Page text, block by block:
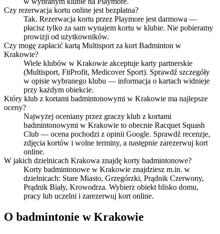
Czy rezerwacja kortu online jest bezpłatna?
Tak. Rezerwacja kortu przez Playmore jest darmowa —
płacisz tylko za sam wynajem kortu w klubie. Nie pobieramy
prowizji od użytkowników.
Czy mogę zapłacić kartą Multisport za kort Badminton w
Krakowie?
Wiele klubów w Krakowie akceptuje karty partnerskie
(Multisport, FitProfit, Medicover Sport). Sprawdź szczegóły
w opisie wybranego klubu — informacja o kartach widnieje
przy każdym obiekcie.
Który klub z kortami badmintonowymi w Krakowie ma najlepsze
oceny?
Najwyżej oceniany przez graczy klub z kortami
badmintonowymi w Krakowie to obecnie Racquet Squash
Club — ocena pochodzi z opinii Google. Sprawdź recenzje,
zdjęcia kortów i wolne terminy, a następnie zarezerwuj kort
online.
W jakich dzielnicach Krakowa znajdę korty badmintonowe?
Korty badmintonowe w Krakowie znajdziesz m.in. w
dzielnicach: Stare Miasto, Grzegórzki, Prądnik Czerwony,
Prądnik Biały, Krowodrza. Wybierz obiekt blisko domu,
pracy lub uczelni i zarezerwuj kort online.
O badmintonie w Krakowie